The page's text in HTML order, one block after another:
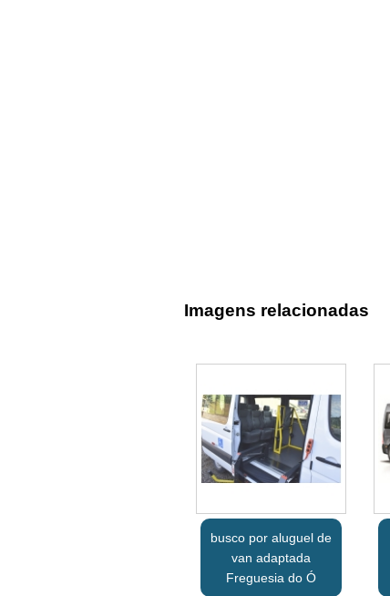
Imagens relacionadas
busco por aluguel de
van adaptada
Freguesia do Ó